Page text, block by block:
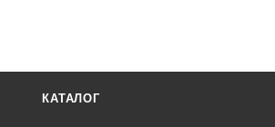
КАТАЛОГ